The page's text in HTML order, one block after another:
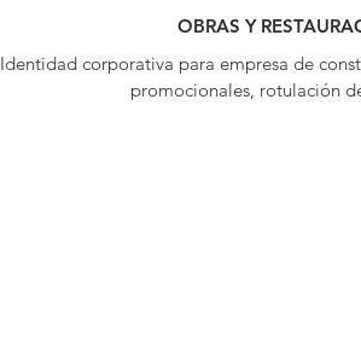
OBRAS Y
Identidad corporativa para empresa de
promocionales, rotulación